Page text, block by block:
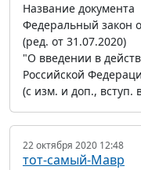
Название документа
Федеральный закон
(ред. от 31.07.2020)
"О введении в
Российской
(с изм. и доп., вступ.
22 октября 2020 12:48
тот-самый-Мавр